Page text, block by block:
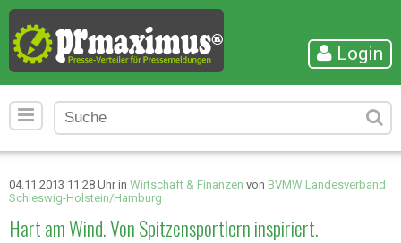
Login
04.11.2013 11:28 Uhr in Wirtschaft & Finanzen von BVMW Landesverband
Schleswig-Holstein/Hamburg
Hart am Wind. Von Spitzensportlern inspiriert.